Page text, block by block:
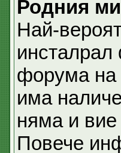
Родния
Най-
форума на
има
няма и
Повече